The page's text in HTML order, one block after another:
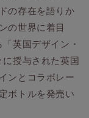
の存在を語りか
の世界に着目
英国デザイン・
授与された英国
ンとコラボレー
ボトルを発売い